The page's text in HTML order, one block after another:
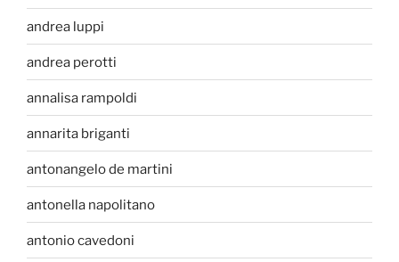
andrea luppi
andrea perotti
annalisa rampoldi
annarita briganti
antonangelo de martini
antonella napolitano
antonio cavedoni